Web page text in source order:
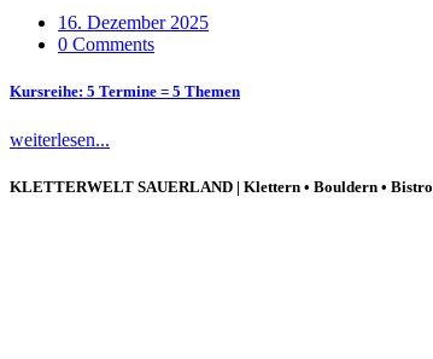
16. Dezember 2025
0 Comments
Kursreihe: 5 Termine = 5 Themen
weiterlesen...
KLETTERWELT SAUERLAND | Klettern • Bouldern • Bistro